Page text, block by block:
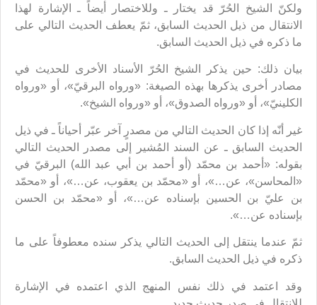
ولكنّ الشيخ الحُرّ قد يختار ـ وللاختصار أيضاً ـ الإشارة لهذا
الانتقال من ذيل الحديث السابق، ثمّ يعطف الحديث التالي على
ما ذكره في ذيل الحديث السابق.
بيان ذلك: حين يذكر الشيخ الحُرّ الأسناد الأخرى للحديث في
مصادر أخرى يذكرها بهذه الصيغة: «ورواه البرقيّ»، أو «ورواه
الكلينيّ»، أو «ورواه الصدوق»، أو «ورواه الشيخ».
غير أنّه إذا كان الحديث التالي من مصدرٍ آخر عبّر أحياناً ـ‌ في ذيل
الحديث السابق ـ عن السند المُشير إلى مصدر الحديث التالي
بقوله: «أحمد بن محمّد (أو أحمد بن أبي عبد الله) البرقيّ في
«المحاسن»، عن…»، أو «محمّد بن يعقوب، عن…»، أو «محمّد
بن عليّ بن الحسين بإسناده عن…»، أو «محمّد بن الحسن
بإسناده عن…».
ثمّ عندما ينتقل إلى الحديث التالي يذكر سنده معطوفاً على ما
ذكره في ذيل الحديث السابق.
وقد اعتمد في ذلك نفس المنهج الذي اعتمده في الإشارة